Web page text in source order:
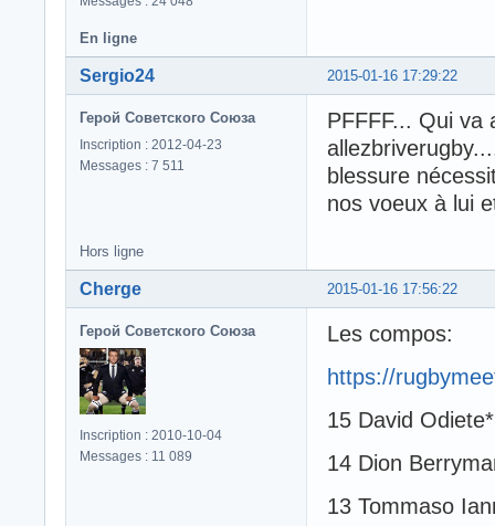
En ligne
2015-01-16 17:29:22
Sergio24
Герой Советского Союза
Inscription : 2012-04-23
Messages : 7 511
PFFFF... Qui
blessure
nos voeux à lui
Hors ligne
2015-01-16 17:56:22
Cherge
Герой Советского Союза
Inscription : 2010-10-04
Messages : 11 089
Les compos:
https://
15 David Odiete*
14 Dion
13 Tommaso